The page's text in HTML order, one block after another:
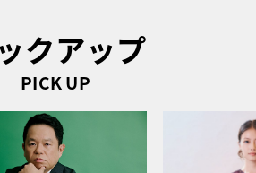
クアップ
PICK UP